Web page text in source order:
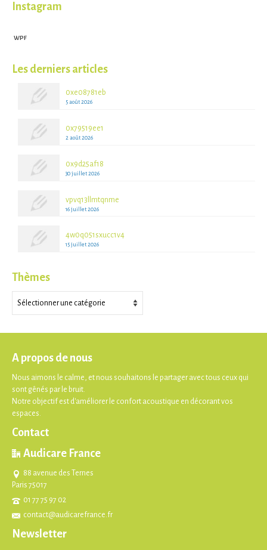
Instagram
WPF
Les derniers articles
0xe08781eb
5 août 2026
0x79519ee1
2 août 2026
0x9d25af18
30 juillet 2026
vpvq13llmtqnme
16 juillet 2026
4w0q051sxucc1v4
15 juillet 2026
Thèmes
Thèmes
A propos de nous
Nous aimons le calme, et nous souhaitons le partager avec tous ceux qui
sont gênés par le bruit.
Notre objectif est d'améliorer le confort acoustique en décorant vos
espaces.
Contact
Audicare France
88 avenue des Ternes
Paris 75017
01 77 75 97 02
contact@audicarefrance.fr
Newsletter